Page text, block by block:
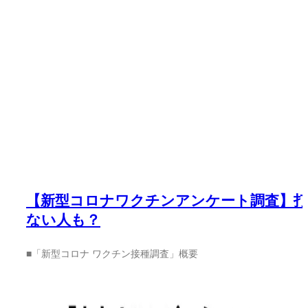
【新型コロナワクチンアンケート調査】
ない人も？
■「新型コロナ ワクチン接種調査」概要